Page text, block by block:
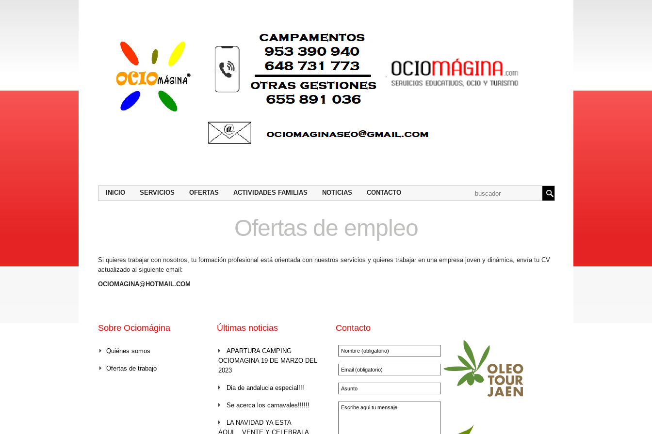
INICIO SERVICIOS OFERTAS ACTIVIDADES FAMILIAS NOTICIAS CONTACTO
Ofertas de empleo
Si quieres trabajar con nosotros, tu formación profesional está orientada con nuestros servicios y quieres trabajar en una empresa joven y dinámica, envía tu CV
actualizado al siguiente email:
OCIOMAGINA@HOTMAIL.COM
Sobre Ociomágina
Quiénes somos
Ofertas de trabajo
Últimas noticias
APARTURA CAMPING
OCIOMAGINA 19 DE MARZO DEL
2023
Dia de andalucia especial!!!
Se acerca los carnavales!!!!!!
LA NAVIDAD YA ESTA
AQUI….VENTE Y CELEBRALA
Contacto